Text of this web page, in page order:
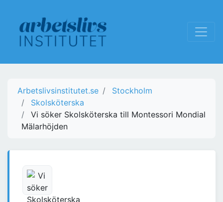
Arbetslivsinstitutet.se
Stockholm
Skolsköterska
Vi söker Skolsköterska till Montessori Mondial
Mälarhöjden